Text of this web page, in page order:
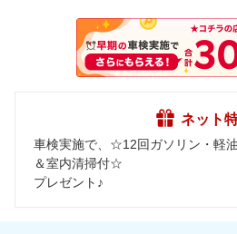
ネット
車検実施で、☆12回ガソリン・軽
＆室内清掃付☆ BOX
プレゼント♪